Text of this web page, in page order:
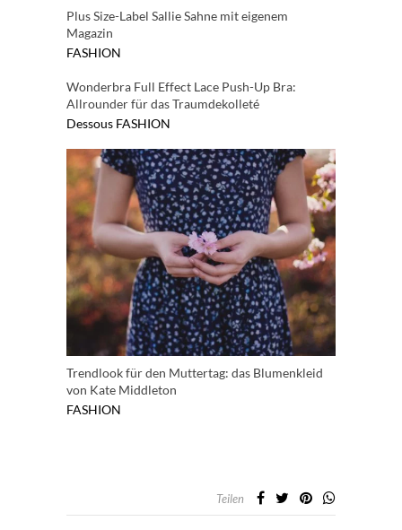
Plus Size-Label Sallie Sahne mit eigenem
Magazin
FASHION
Wonderbra Full Effect Lace Push-Up Bra:
Allrounder für das Traumdekolleté
Dessous FASHION
Trendlook für den Muttertag: das Blumenkleid
von Kate Middleton
FASHION
Teilen